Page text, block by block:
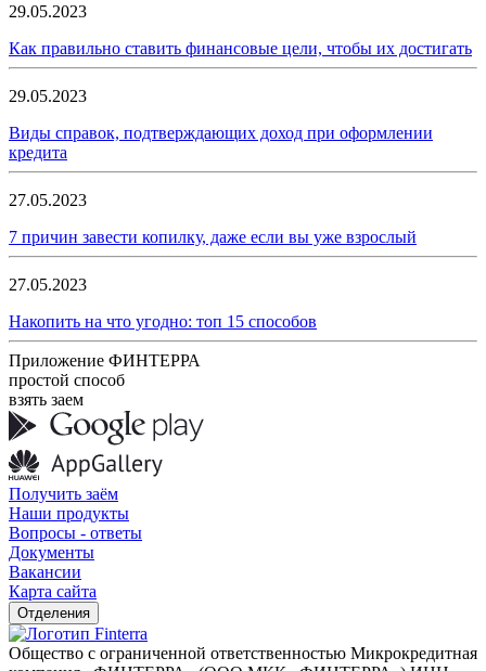
29.05.2023
Как правильно ставить финансовые цели, чтобы их достигать
29.05.2023
Виды справок, подтверждающих доход при оформлении
кредита
27.05.2023
7 причин завести копилку, даже если вы уже взрослый
27.05.2023
Накопить на что угодно: топ 15 способов
Приложение ФИНТЕРРА
простой способ
взять заем
Получить заём
Наши продукты
Вопросы - ответы
Документы
Вакансии
Карта сайта
Отделения
Общество с ограниченной ответственностью Микрокредитная